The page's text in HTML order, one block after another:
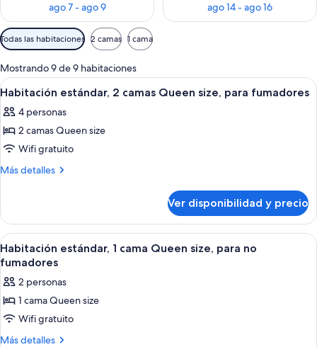
ago 7 - ago 9
ago 14 - ago 16
Filtros
disponibles
para
las
habitaciones
Todas las habitaciones 2 camas 1 cama
Mostrando 9 de 9 habitaciones
Ver
todas
las
fotos
de
Habitación
camas
Queen
size,
para
fumadores
Habitación de hotel con dos camas,
35
Habitación estándar, 2 camas Queen size, para fumadores
4 personas
2 camas Queen size
Wifi gratuito
Más detalles
Más
estándar,
camas
Queen
para
fumadores
Ver disponibilidad y precio
Ver
todas
las
fotos
de
Habitación
estándar,
Habitación de hotel compacta con
34
Habitación estándar, 1 cama Queen size, para no
fumadores
2 personas
1 cama Queen size
Wifi gratuito
Más detalles
Más